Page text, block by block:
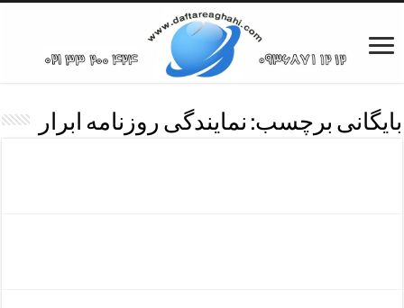
بایگانی برچسب: نمایندگی روزنامه ابرار